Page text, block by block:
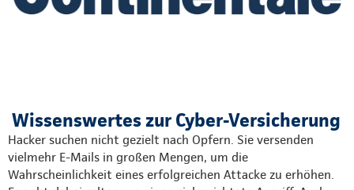
Wissenswertes zur Cyber-Versicherung
Hacker suchen nicht gezielt nach Opfern. Sie versenden
vielmehr E-Mails in großen Mengen, um die
Wahrscheinlichkeit eines erfolgreichen Attacke zu erhöhen.